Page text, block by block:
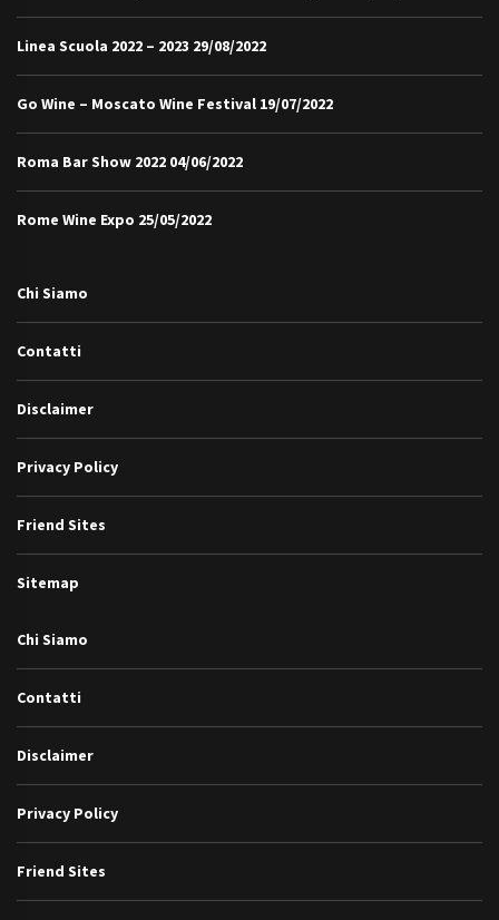
Linea Scuola 2022 – 2023 29/08/2022
Go Wine – Moscato Wine Festival 19/07/2022
Roma Bar Show 2022 04/06/2022
Rome Wine Expo 25/05/2022
Chi Siamo
Contatti
Disclaimer
Privacy Policy
Friend Sites
Sitemap
Chi Siamo
Contatti
Disclaimer
Privacy Policy
Friend Sites